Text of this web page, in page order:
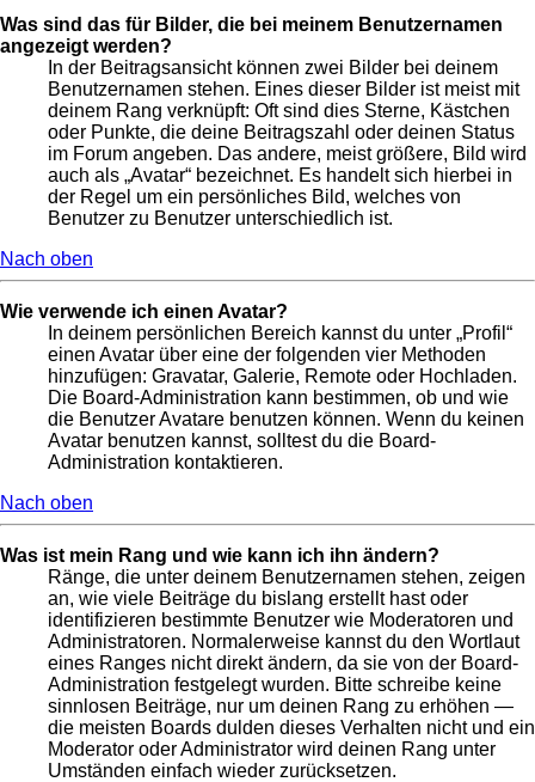
Was sind das für Bilder, die bei meinem Benutzernamen
angezeigt werden?
In der Beitragsansicht können zwei Bilder bei deinem
Benutzernamen stehen. Eines dieser Bilder ist meist mit
deinem Rang verknüpft: Oft sind dies Sterne, Kästchen
oder Punkte, die deine Beitragszahl oder deinen Status
im Forum angeben. Das andere, meist größere, Bild wird
auch als „Avatar“ bezeichnet. Es handelt sich hierbei in
der Regel um ein persönliches Bild, welches von
Benutzer zu Benutzer unterschiedlich ist.
Nach oben
Wie verwende ich einen Avatar?
In deinem persönlichen Bereich kannst du unter „Profil“
einen Avatar über eine der folgenden vier Methoden
hinzufügen: Gravatar, Galerie, Remote oder Hochladen.
Die Board-Administration kann bestimmen, ob und wie
die Benutzer Avatare benutzen können. Wenn du keinen
Avatar benutzen kannst, solltest du die Board-
Administration kontaktieren.
Nach oben
Was ist mein Rang und wie kann ich ihn ändern?
Ränge, die unter deinem Benutzernamen stehen, zeigen
an, wie viele Beiträge du bislang erstellt hast oder
identifizieren bestimmte Benutzer wie Moderatoren und
Administratoren. Normalerweise kannst du den Wortlaut
eines Ranges nicht direkt ändern, da sie von der Board-
Administration festgelegt wurden. Bitte schreibe keine
sinnlosen Beiträge, nur um deinen Rang zu erhöhen —
die meisten Boards dulden dieses Verhalten nicht und ein
Moderator oder Administrator wird deinen Rang unter
Umständen einfach wieder zurücksetzen.